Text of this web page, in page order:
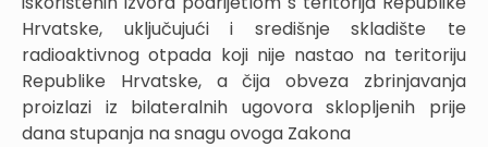
Hrvatske, uključujući i središnje skladište te
radioaktivnog otpada koji nije nastao na teritoriju
Republike Hrvatske, a čija obveza zbrinjavanja
proizlazi iz bilateralnih ugovora sklopljenih prije
dana stupanja na snagu ovoga Zakona